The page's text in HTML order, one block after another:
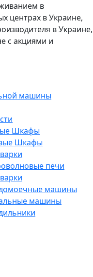
в
центрах в Украине,
в Украине,
с акциями и
машины
Шкафы
Шкафы
печи
машины
машины